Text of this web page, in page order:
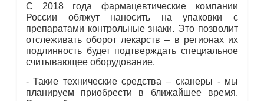
С 2018 года фармацевтические компании
России обяжут наносить на упаковки с
препаратами контрольные знаки. Это позволит
отслеживать оборот лекарств – в регионах их
подлинность будет подтверждать специальное
считывающее оборудование.
- Такие технические средства – сканеры - мы
планируем приобрести в ближайшее время.